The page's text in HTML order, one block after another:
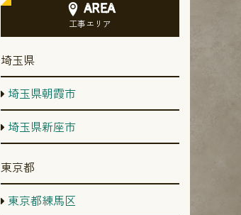
AREA
工事エリア
埼玉県
埼玉県朝霞市
埼玉県新座市
東京都
東京都練馬区